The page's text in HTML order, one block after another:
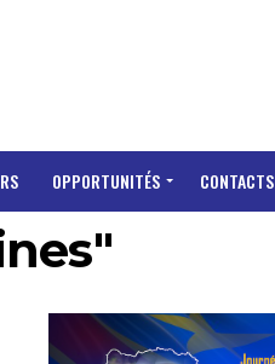
OPPORTUNITÉS CONTACTS